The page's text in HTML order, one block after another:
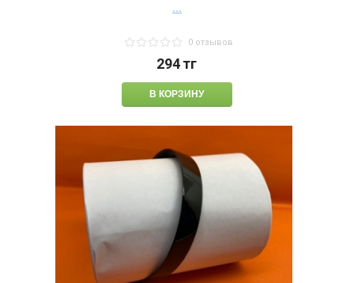
...
0 отзывов
294тг